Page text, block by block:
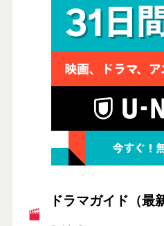
ドラマガイド（最